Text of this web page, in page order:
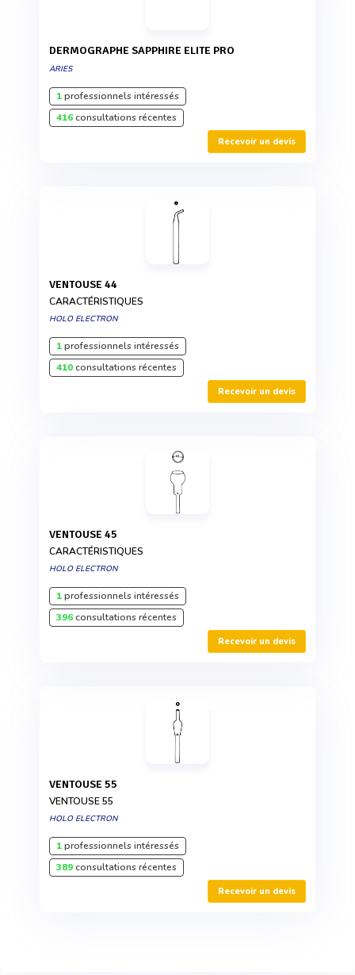
DERMOGRAPHE SAPPHIRE ELITE PRO
ARIES
1professionnels intéressés
416consultations récentes
Recevoir un devis
VENTOUSE 44
CARACTÉRISTIQUES
HOLO ELECTRON
1professionnels intéressés
410consultations récentes
Recevoir un devis
VENTOUSE 45
CARACTÉRISTIQUES
HOLO ELECTRON
1professionnels intéressés
396consultations récentes
Recevoir un devis
VENTOUSE 55
VENTOUSE 55
HOLO ELECTRON
1professionnels intéressés
389consultations récentes
Recevoir un devis